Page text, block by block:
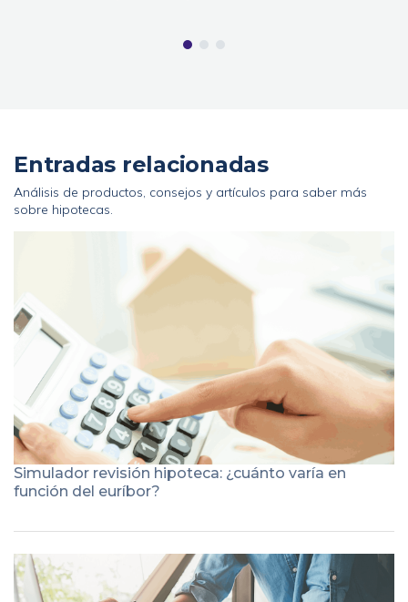
Entradas relacionadas
Análisis de productos, consejos y artículos para saber más
sobre hipotecas.
Simulador revisión hipoteca: ¿cuánto varía en
función del euríbor?